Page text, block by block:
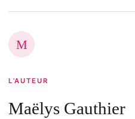
M
L’AUTEUR
Maëlys Gauthier